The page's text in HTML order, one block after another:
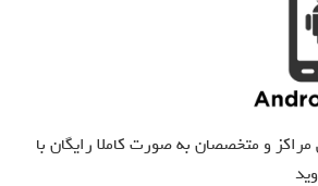
مراکز و متخصصان به صورت کاملا رایگان با